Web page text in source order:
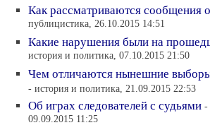
Как рассматриваются сообщения
публицистика, 26.10.2015 14:51
Какие нарушения были на
история и политика, 07.10.2015 21:50
Чем отличаются нынешние
- история и политика, 21.09.2015 22:53
Об играх следователей с судьями -
09.09.2015 11:25